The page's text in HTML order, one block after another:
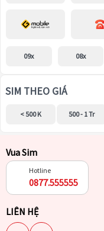
09x 08x
SIM THEO GIÁ
< 500 K 500 - 1 Tr
Vua Sim
Hotline
0877.555555
LIÊN HỆ